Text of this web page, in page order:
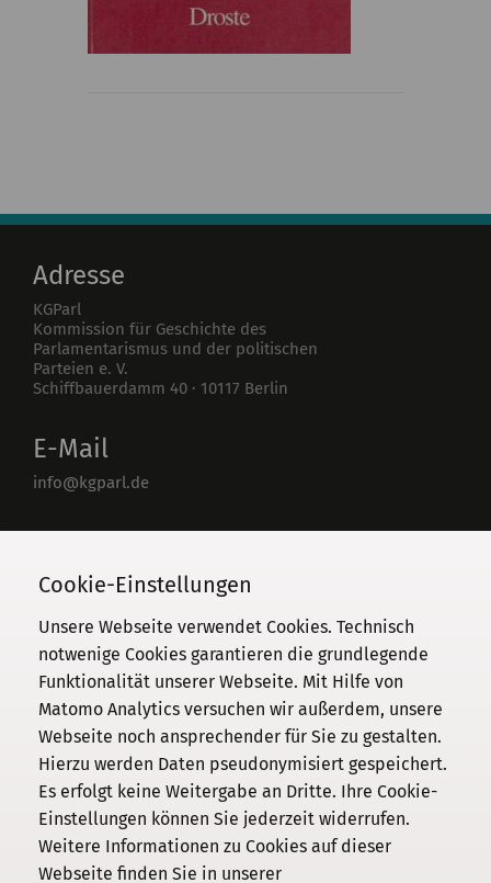
Adresse
KGParl
Kommission für Geschichte des
Parlamentarismus und der politischen
Parteien e. V.
Schiffbauerdamm 40 · 10117 Berlin
E-Mail
info@kgparl.de
030 / 206 33 94-0
Kommission
Institut
Forschung
Publikationen
Datenschutz
Impressum
Cookie-Einstellungen
Unsere Webseite verwendet Cookies. Technisch
notwenige Cookies garantieren die grundlegende
Funktionalität unserer Webseite. Mit Hilfe von
Matomo Analytics versuchen wir außerdem, unsere
Webseite noch ansprechender für Sie zu gestalten.
Hierzu werden Daten pseudonymisiert gespeichert.
Es erfolgt keine Weitergabe an Dritte. Ihre Cookie-
Einstellungen können Sie jederzeit widerrufen.
Weitere Informationen zu Cookies auf dieser
Webseite finden Sie in unserer